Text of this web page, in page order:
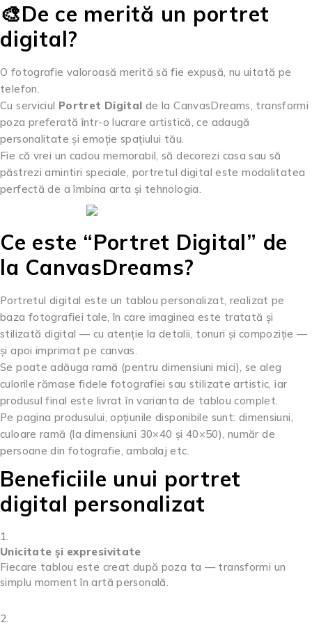
🎨De ce merită un portret
digital?
O fotografie valoroasă merită să fie expusă, nu uitată pe
telefon.
Cu serviciul Portret Digital de la CanvasDreams, transformi
poza preferată într-o lucrare artistică, ce adaugă
personalitate și emoție spațiului tău.
Fie că vrei un cadou memorabil, să decorezi casa sau să
păstrezi amintiri speciale, portretul digital este modalitatea
perfectă de a îmbina arta și tehnologia.
Ce este “Portret Digital” de
la CanvasDreams?
Portretul digital este un tablou personalizat, realizat pe
baza fotografiei tale, în care imaginea este tratată și
stilizată digital — cu atenție la detalii, tonuri și compoziție —
și apoi imprimat pe canvas.
Se poate adăuga ramă (pentru dimensiuni mici), se aleg
culorile rămase fidele fotografiei sau stilizate artistic, iar
produsul final este livrat în varianta de tablou complet.
Pe pagina produsului, opțiunile disponibile sunt: dimensiuni,
culoare ramă (la dimensiuni 30×40 și 40×50), număr de
persoane din fotografie, ambalaj etc.
Beneficiile unui portret
digital personalizat
Unicitate și expresivitate
Fiecare tablou este creat după poza ta — transformi un
simplu moment în artă personală.